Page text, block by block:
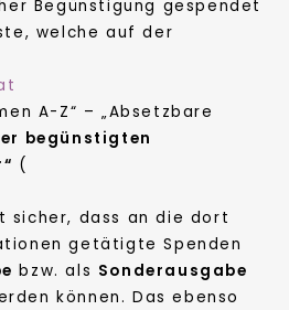
Begünstigung gespendet
welche auf der
A-Z“ – „Absetzbare
begünstigten
(
sicher, dass an die dort
getätigte Spenden
bzw. als Sonderausgabe
können. Das ebenso